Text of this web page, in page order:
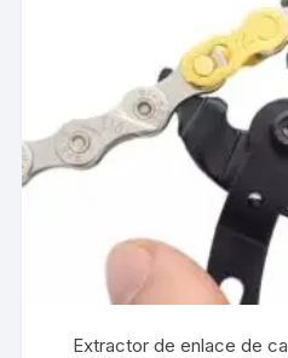
Extractor de enlace de